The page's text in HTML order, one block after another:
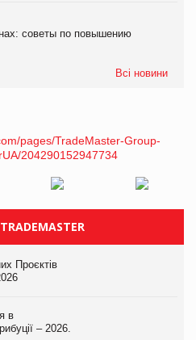
советы по повышению
Всі новини
Проєктів
в
– 2026.